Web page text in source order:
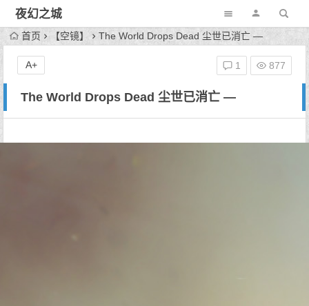
夜幻之城
首页 【空镜】 The World Drops Dead 尘世已消亡 —
The World Drops Dead 尘世已消亡 —
1 877
A+